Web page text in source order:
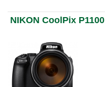
NIKON CoolPix P1100